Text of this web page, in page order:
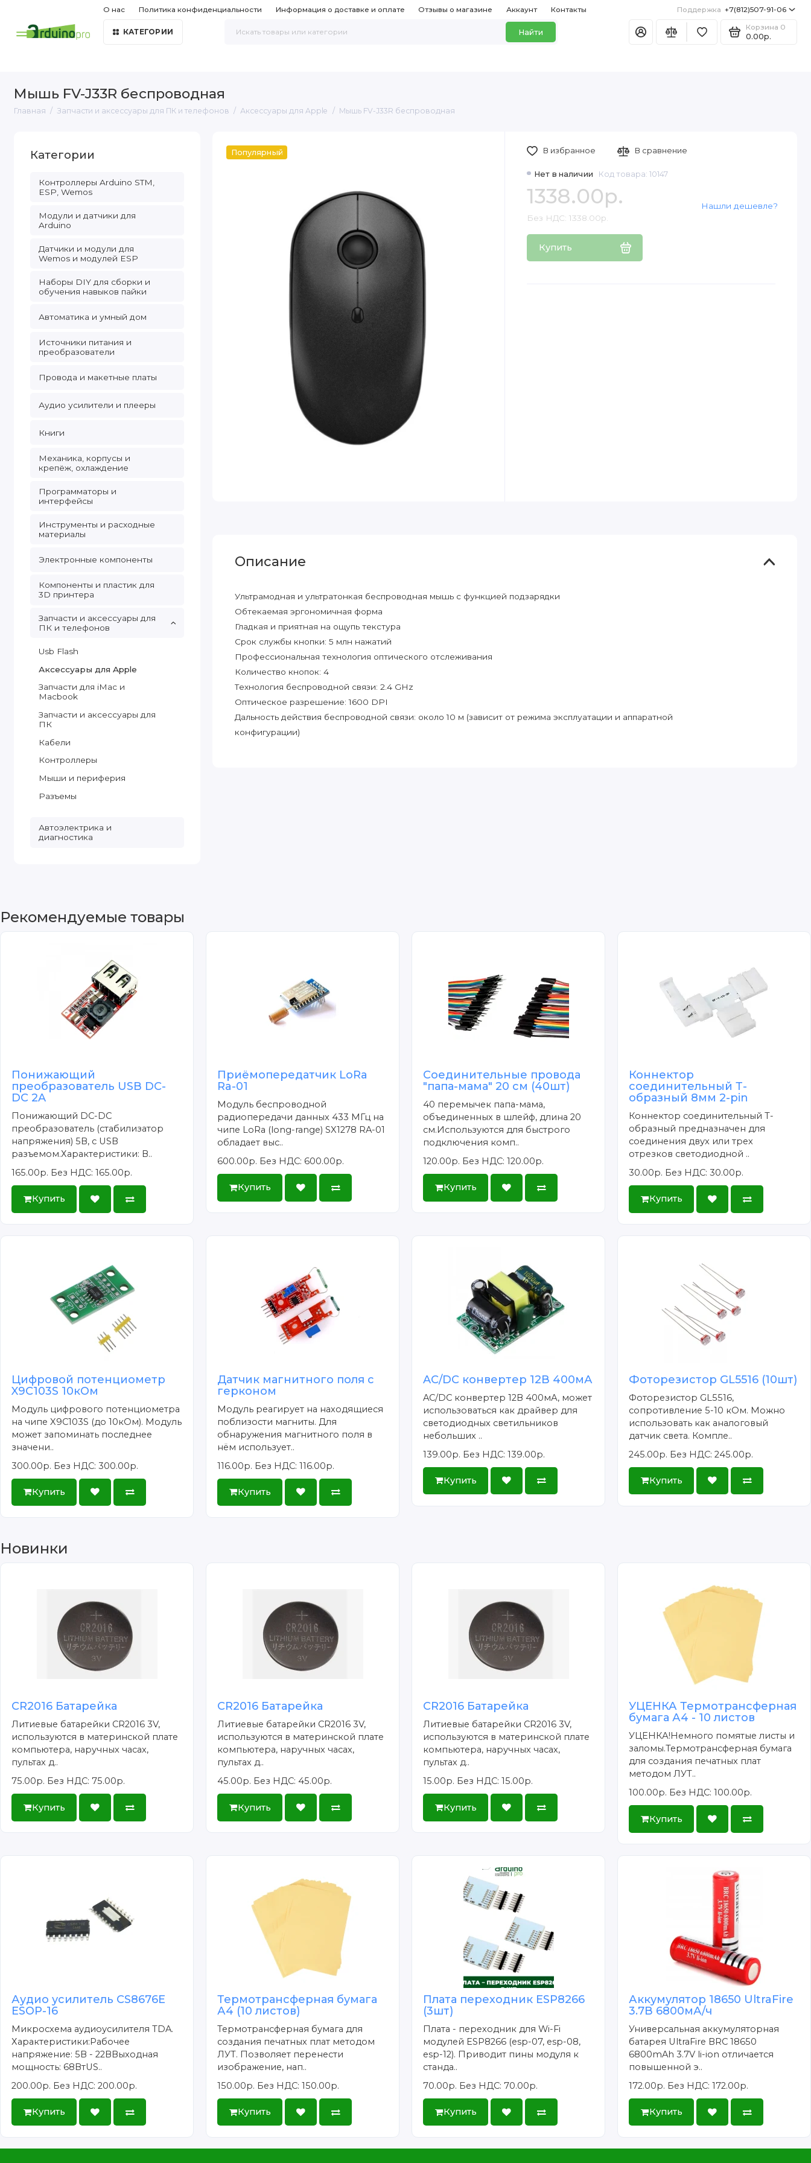
О нас Политика конфиденциальности Информация о доставке и оплате Отзывы о магазине Аккаунт Контакты Поддержка +7(812)507-91-06
КАТЕГОРИИ Найти
Корзина 0
0.00р.
Мышь FV-J33R беспроводная
Главная Запчасти и аксессуары для ПК и телефонов Аксессуары для Apple Мышь FV-J33R беспроводная
Категории
Контроллеры Arduino STM,
ESP, Wemos
Модули и датчики для
Arduino
Датчики и модули для
Wemos и модулей ESP
Наборы DIY для сборки и
обучения навыков пайки
Автоматика и умный дом
Источники питания и
преобразователи
Провода и макетные платы
Аудио усилители и плееры
Книги
Механика, корпусы и
крепёж, охлаждение
Программаторы и
интерфейсы
Инструменты и расходные
материалы
Электронные компоненты
Компоненты и пластик для
3D принтера
Запчасти и аксессуары для
ПК и телефонов
Usb Flash
Аксессуары для Apple
Запчасти для iMac и
Macbook
Запчасти и аксессуары для
ПК
Кабели
Контроллеры
Мыши и периферия
Разъемы
Автоэлектрика и
диагностика
Популярный
Нет в наличии Код товара: 10147
1338.00р.
Без НДС: 1338.00р.
Купить
Нашли дешевле?
В избранное В сравнение
Описание
Ультрамодная и ультратонкая беспроводная мышь с функцией подзарядки
Обтекаемая эргономичная форма
Гладкая и приятная на ощупь текстура
Срок службы кнопки: 5 млн нажатий
Профессиональная технология оптического отслеживания
Количество кнопок: 4
Технология беспроводной связи: 2.4 GHz
Оптическое разрешение: 1600 DPI
Дальность действия беспроводной связи: около 10 м (зависит от режима эксплуатации и аппаратной
конфигурации)
Рекомендуемые товары
Понижающий
преобразователь USB DC-
DC 2A
Понижающий DC-DC
преобразователь (стабилизатор
напряжения) 5В, с USB
разъемом.Характеристики: В..
165.00р. Без НДС: 165.00р.
Купить
Приёмопередатчик LoRa
Ra-01
Модуль беспроводной
радиопередачи данных 433 МГц на
чипе LoRa (long-range) SX1278 RA-01
обладает выс..
600.00р. Без НДС: 600.00р.
Купить
Соединительные провода
"папа-мама" 20 см (40шт)
40 перемычек папа-мама,
объединенных в шлейф, длина 20
см.Используются для быстрого
подключения комп..
120.00р. Без НДС: 120.00р.
Купить
Коннектор
соединительный Т-
образный 8мм 2-pin
Коннектор соединительный Т-
образный предназначен для
соединения двух или трех
отрезков светодиодной ..
30.00р. Без НДС: 30.00р.
Купить
Цифровой потенциометр
X9C103S 10кОм
Модуль цифрового потенциометра
на чипе X9C103S (до 10кОм). Модуль
может запоминать последнее
значени..
300.00р. Без НДС: 300.00р.
Купить
Датчик магнитного поля с
герконом
Модуль реагирует на находящиеся
поблизости магниты. Для
обнаружения магнитного поля в
нём использует..
116.00р. Без НДС: 116.00р.
Купить
AC/DC конвертер 12В 400мА
AC/DC конвертер 12В 400мА, может
использоваться как драйвер для
светодиодных светильников
небольших ..
139.00р. Без НДС: 139.00р.
Купить
Фоторезистор GL5516 (10шт)
Фоторезистор GL5516,
сопротивление 5-10 кОм. Можно
использовать как аналоговый
датчик света. Компле..
245.00р. Без НДС: 245.00р.
Купить
Новинки
CR2016 Батарейка
Литиевые батарейки CR2016 3V,
используются в материнской плате
компьютера, наручных часах,
пультах д..
75.00р. Без НДС: 75.00р.
Купить
CR2016 Батарейка
Литиевые батарейки CR2016 3V,
используются в материнской плате
компьютера, наручных часах,
пультах д..
45.00р. Без НДС: 45.00р.
Купить
CR2016 Батарейка
Литиевые батарейки CR2016 3V,
используются в материнской плате
компьютера, наручных часах,
пультах д..
15.00р. Без НДС: 15.00р.
Купить
УЦЕНКА Термотрансферная
бумага А4 - 10 листов
УЦЕНКА!Немного помятые листы и
заломы.Термотрансферная бумага
для создания печатных плат
методом ЛУТ..
100.00р. Без НДС: 100.00р.
Купить
Аудио усилитель CS8676E
ESOP-16
Микросхема аудиоусилителя TDA.
Характеристики:Рабочее
напряжение: 5В - 22ВВыходная
мощность: 68ВтUS..
200.00р. Без НДС: 200.00р.
Купить
Термотрансферная бумага
А4 (10 листов)
Термотрансферная бумага для
создания печатных плат методом
ЛУТ. Позволяет перенести
изображение, нап..
150.00р. Без НДС: 150.00р.
Купить
Плата переходник ESP8266
(3шт)
Плата - переходник для Wi-Fi
модулей ESP8266 (esp-07, esp-08,
esp-12). Приводит пины модуля к
станда..
70.00р. Без НДС: 70.00р.
Купить
Аккумулятор 18650 UltraFire
3.7В 6800мА/ч
Универсальная аккумуляторная
батарея UltraFire BRC 18650
6800mAh 3.7V li-ion отличается
повышенной э..
172.00р. Без НДС: 172.00р.
Купить